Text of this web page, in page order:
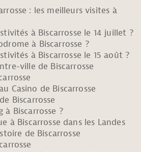
: les meilleurs visites à
à Biscarrosse le 14 juillet ?
à Biscarrosse ?
à Biscarrosse le 15 août ?
ville de Biscarrosse
Casino de Biscarrosse
Biscarrosse
Biscarrosse ?
à Biscarrosse dans les Landes
de Biscarrosse